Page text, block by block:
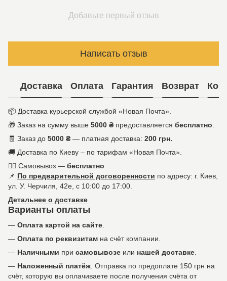
Добавьте первый отзыв
Написать отзыв
Доставка Оплата Гарантия Возврат
📦 Доставка курьерской службой «Новая Почта».
🎁 Заказ на сумму выше 5000 ₴ предоставляется бесплатно.
🧾 Заказ до 5000 ₴ — платная доставка: 200 грн.
🚚 Доставка по Киеву – по тарифам «Новая Почта».
🚶‍♀️ Самовывоз — бесплатно
📌 По предварительной договоренности по адресу: г. Киев,
ул. У. Черчиля, 42е, с 10:00 до 17:00.
Детальнее о доставке
Варианты оплаты
— Оплата картой на сайте
— Оплата по реквизитам на счёт компании.
— Наличными при самовывозе или нашей доставке
— Наложенный платёж . Отправка по предоплате 150 грн на
счёт, которую вы оплачиваете после получения счёта от